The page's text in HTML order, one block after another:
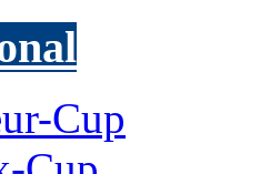
Cup